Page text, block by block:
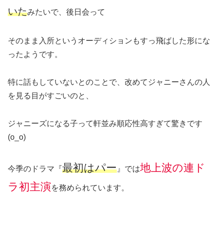
いたみたいで、後日会って
そのまま入所というオーディションもすっ飛ばした形にな
ったようです。
特に話もしていないとのことで、改めてジャニーさんの人
を見る目がすごいのと、
ジャニーズになる子って軒並み順応性高すぎて驚きです
(o_o)
今季のドラマ『最初はパー 』では地上波の連ド
ラ初主演を務められています。